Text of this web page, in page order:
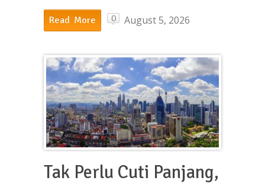
Read More 0 August 5, 2026
Tak Perlu Cuti Panjang,